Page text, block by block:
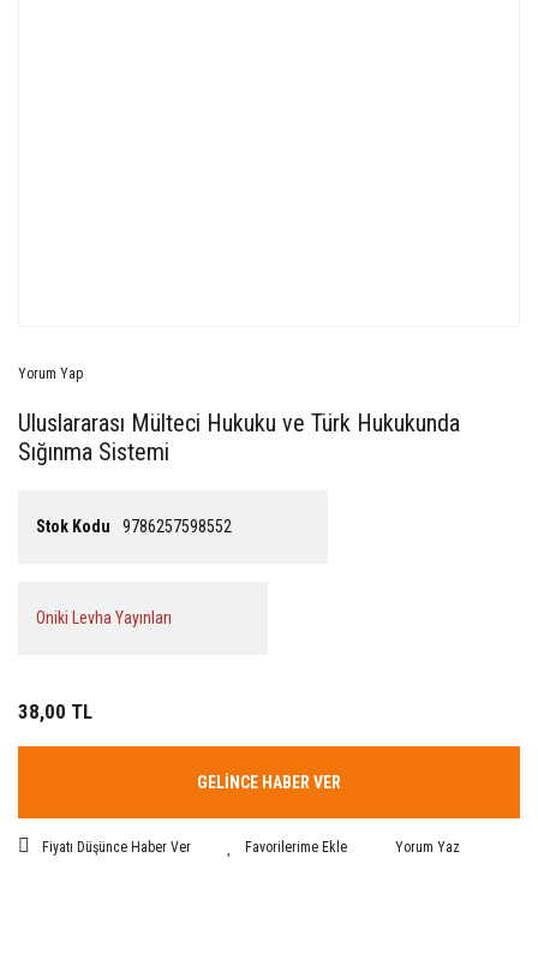
Yorum Yap
Uluslararası Mülteci Hukuku ve Türk Hukukunda
Sığınma Sistemi
Stok Kodu 9786257598552
Oniki Levha Yayınları
38,00 TL
GELİNCE HABER VER
Fiyatı Düşünce Haber Ver Yorum Yaz